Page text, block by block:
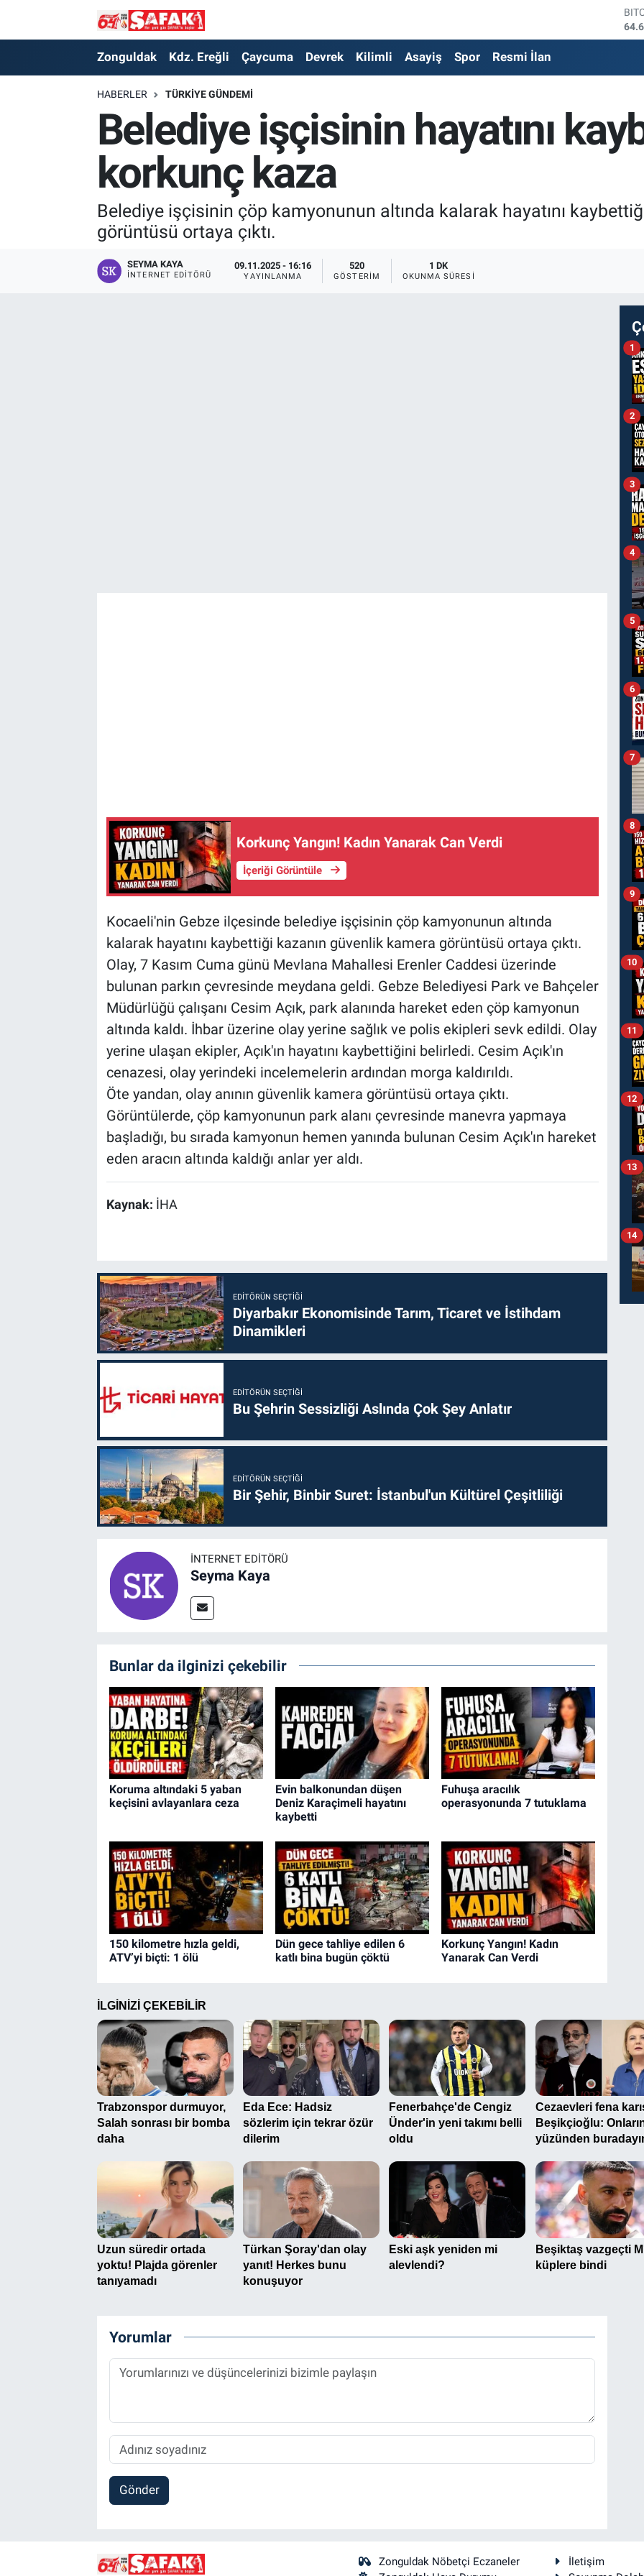
Zonguldak Kdz. Ereğli Çaycuma Devrek Kilimli Asayiş Spor Resmi İlan
HABERLER TÜRKIYE GÜNDEMI
Belediye işçisinin hayatını
korkunç kaza
Belediye işçisinin çöp kamyonunun altında kalarak hayatını
görüntüsü ortaya çıktı.
SEYMA KAYA
İNTERNET EDITÖRÜ
09.11.2025 - 16:16
YAYINLANMA
520
GÖSTERIM
1 DK
OKUNMA SÜRESI
Korkunç Yangın! Kadın Yanarak Can Verdi
İçeriği Görüntüle
Kocaeli'nin Gebze ilçesinde belediye işçisinin çöp kamyonunun altında
kalarak hayatını kaybettiği kazanın güvenlik kamera görüntüsü ortaya çıktı.
Olay, 7 Kasım Cuma günü Mevlana Mahallesi Erenler Caddesi üzerinde
bulunan parkın çevresinde meydana geldi. Gebze Belediyesi Park ve Bahçeler
Müdürlüğü çalışanı Cesim Açık, park alanında hareket eden çöp kamyonun
altında kaldı. İhbar üzerine olay yerine sağlık ve polis ekipleri sevk edildi. Olay
yerine ulaşan ekipler, Açık'ın hayatını kaybettiğini belirledi. Cesim Açık'ın
cenazesi, olay yerindeki incelemelerin ardından morga kaldırıldı.
Öte yandan, olay anının güvenlik kamera görüntüsü ortaya çıktı.
Görüntülerde, çöp kamyonunun park alanı çevresinde manevra yapmaya
başladığı, bu sırada kamyonun hemen yanında bulunan Cesim Açık'ın hareket
eden aracın altında kaldığı anlar yer aldı.
Kaynak: İHA
EDITÖRÜN SEÇTIĞI
Diyarbakır Ekonomisinde Tarım, Ticaret ve İstihdam
Dinamikleri
EDITÖRÜN SEÇTIĞI
Bu Şehrin Sessizliği Aslında Çok Şey Anlatır
EDITÖRÜN SEÇTIĞI
Bir Şehir, Binbir Suret: İstanbul'un Kültürel Çeşitliliği
İNTERNET EDITÖRÜ
Seyma Kaya
Bunlar da ilginizi çekebilir
Koruma altındaki 5 yaban
keçisini avlayanlara ceza
Evin balkonundan düşen
Deniz Karaçimeli hayatını
kaybetti
Fuhuşa aracılık
operasyonunda 7 tutuklama
150 kilometre hızla geldi,
ATV’yi biçti: 1 ölü
Dün gece tahliye edilen 6
katlı bina bugün çöktü
Korkunç Yangın! Kadın
Yanarak Can Verdi
Yorumlar
Gönder
1
2
3
4
5
6
7
8
9
10
11
12
13
14
Zonguldak Nöbetçi Eczaneler
İletişim
Zonguldak
Kdz. Ereğli
Zonguldak Nöbetçi Eczaneler
Zonguldak Hava Durumu
Zonguldak Namaz Vakitleri
Zonguldak Trafik Yoğunluk Haritası
Süper Lig Puan Durumu ve Fikstür
Tüm Manşetler
Son Dakika Haberleri